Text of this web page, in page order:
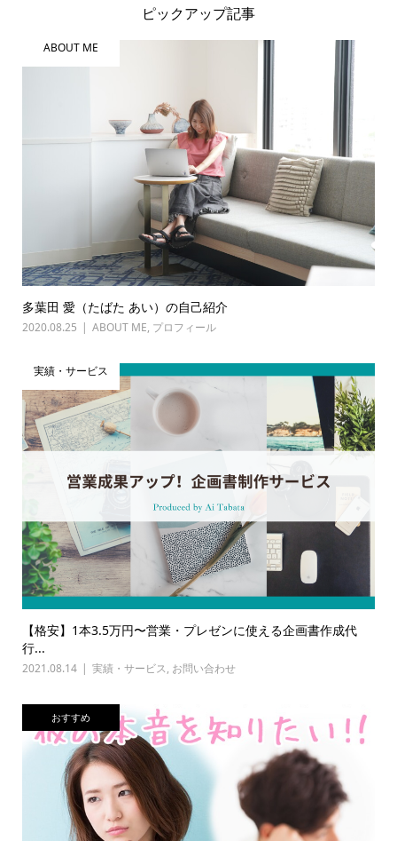
ピックアップ記事
ABOUT ME
多葉田 愛（たばた あい）の自己紹介
2020.08.25 ABOUT ME, プロフィール
実績・サービス
【格安】1本3.5万円〜営業・プレゼンに使える企画書作成代
行...
2021.08.14 実績・サービス, お問い合わせ
おすすめ